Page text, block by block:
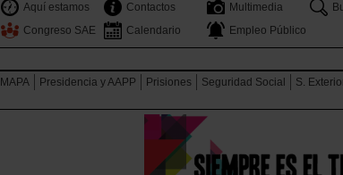
Aquí estamos Contactos Multimedia
Congreso SAE
Calendario Empleo Público
Presidencia y AAPP Prisiones Seguridad Social
S.